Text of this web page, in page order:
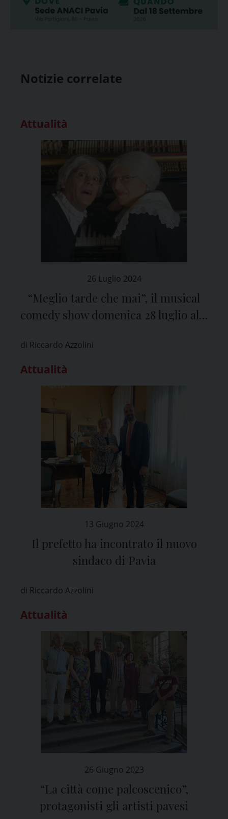
Notizie correlate
Attualità
26 Luglio 2024
“Meglio tarde che mai”, il musical
comedy show domenica 28 luglio alle
di Riccardo Azzolini
Attualità
13 Giugno 2024
Il prefetto ha incontrato il nuovo
sindaco di Pavia
di Riccardo Azzolini
Attualità
26 Giugno 2023
“La città come palcoscenico”,
protagonisti gli artisti pavesi